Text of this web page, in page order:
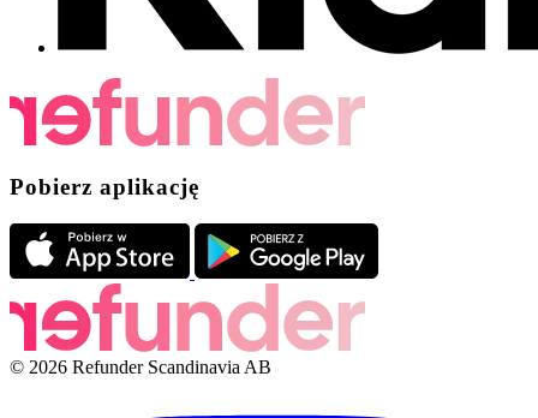
Pobierz aplikację
© 2026 Refunder Scandinavia AB